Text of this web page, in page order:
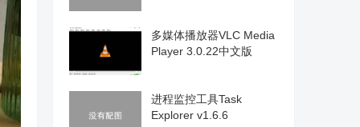
多媒体播放器VLC Media
Player 3.0.22中文版
进程监控工具Task
Explorer v1.6.6